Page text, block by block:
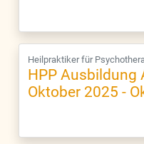
Heilpraktiker für
HPP Ausbildung
Oktober 2025 -